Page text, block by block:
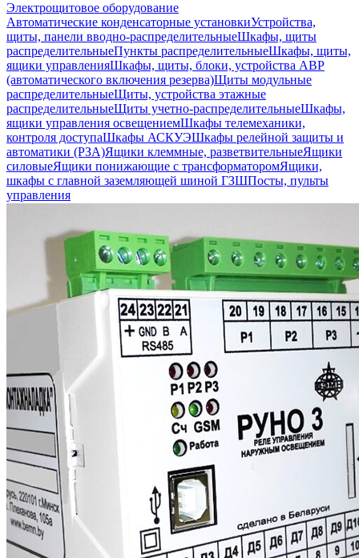
Электрощитовое оборудование
Автоматические конденсаторные установкиУстройства,
щиты, панели вводно-распределительныеШкафы, щиты
распределительныеПункты распределительныеШкафы, щиты,
ящики управленияШкафы, щиты, блоки, устройства АВР
(автоматического включения резерва)Щиты модульные
распределительныеЩиты, устройства этажные
распределительныеЩиты учетно-распределительныеШкафы,
ящики управления освещениемШкафы телемеханики,
контроля доступаШкафы АСКУЭШкафы релейной защиты и
автоматики (РЗА)Ящики клеммные, разветвительныеЯщики
силовыеЯщики понижающие с трансформаторомЯщики,
шкафы с главной заземляющей шиной ГЗШПосты, пульты
управления